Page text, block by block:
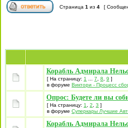
Страница 1 из 4 [
Корабль Адмирала
[ На страницу: 1 7 8 9 ]
в форуме Виктори - Процесс
Опрос: Будете ли вы
[ На страницу: 1 2 3 ]
в форуме Суперкары Лучшие
Корабль Адмирала